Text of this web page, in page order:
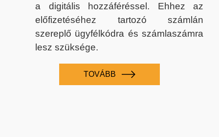
a digitális hozzáféréssel. Ehhez az
előfizetéséhez tartozó számlán
szereplő ügyfélkódra és számlaszámra
lesz szüksége.
TOVÁBB